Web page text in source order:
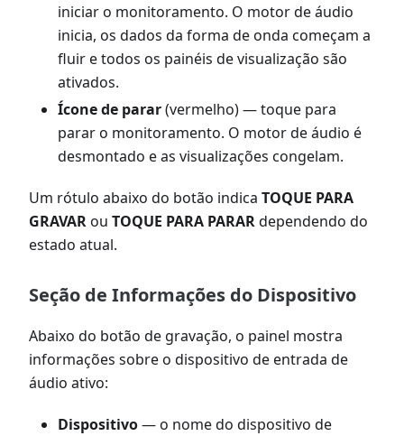
iniciar o monitoramento. O motor de áudio
inicia, os dados da forma de onda começam a
fluir e todos os painéis de visualização são
ativados.
Ícone de parar(vermelho) — toque para
parar o monitoramento. O motor de áudio é
desmontado e as visualizações congelam.
Um rótulo abaixo do botão indica TOQUE PARA
GRAVARou TOQUE PARA PARARdependendo do
estado atual.
Seção de Informações do Dispositivo
Abaixo do botão de gravação, o painel mostra
informações sobre o dispositivo de entrada de
áudio ativo:
Dispositivo— o nome do dispositivo de